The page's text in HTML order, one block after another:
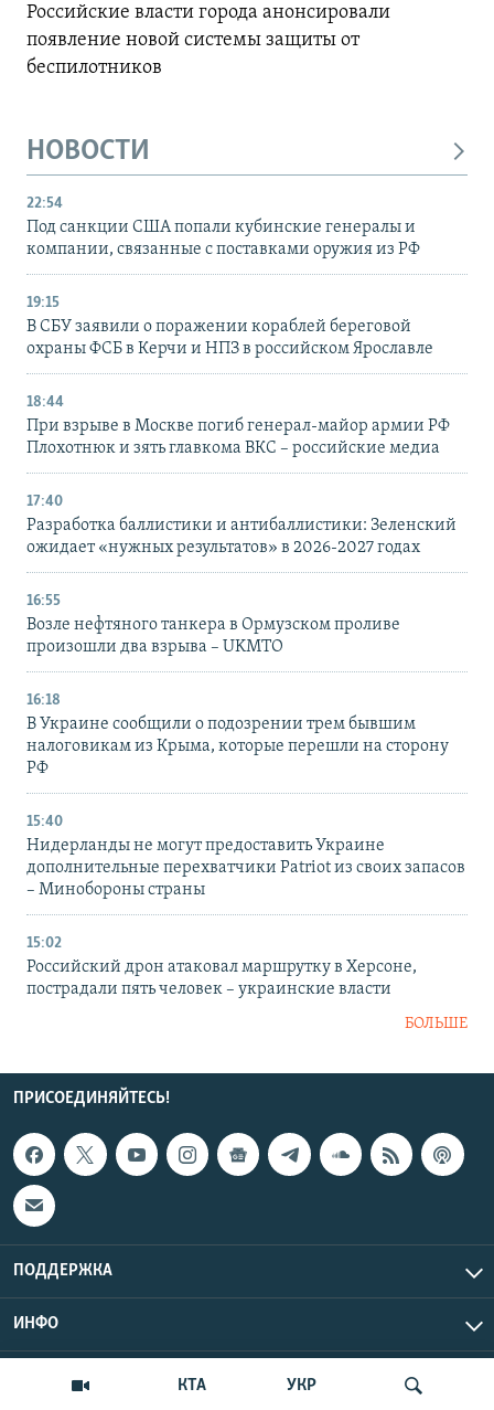
КТА УКР
Российские власти города анонсировали
появление новой системы защиты от
беспилотников
НОВОСТИ
22:54
Под санкции США попали кубинские генералы и
компании, связанные с поставками оружия из РФ
19:15
В СБУ заявили о поражении кораблей береговой
охраны ФСБ в Керчи и НПЗ в российском Ярославле
18:44
При взрыве в Москве погиб генерал-майор армии РФ
Плохотнюк и зять главкома ВКС – российские медиа
17:40
Разработка баллистики и антибаллистики: Зеленский
ожидает «нужных результатов» в 2026-2027 годах
16:55
Возле нефтяного танкера в Ормузском проливе
произошли два взрыва – UKMTO
16:18
В Украине сообщили о подозрении трем бывшим
налоговикам из Крыма, которые перешли на сторону
РФ
15:40
Нидерланды не могут предоставить Украине
дополнительные перехватчики Patriot из своих запасов
– Минобороны страны
15:02
Российский дрон атаковал маршрутку в Херсоне,
пострадали пять человек – украинские власти
БОЛЬШЕ
ПРИСОЕДИНЯЙТЕСЬ!
ПОДДЕРЖКА
ИНФО
Copyright Крым.Реалии, 2026 | Все права защищены.
UTC+3